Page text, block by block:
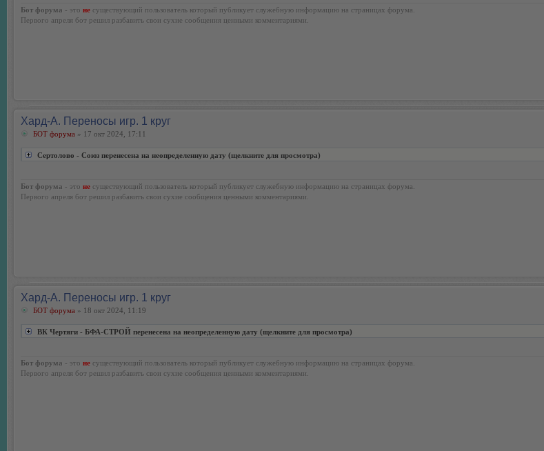
Бот форума - это не существующий пользователь который публикует служебную информацию на страницах форума.
Первого апреля бот решил разбавить свои сухие сообщения ценными комментариями.
Хард-А. Переносы игр. 1 круг
БОТ форума » 17 окт 2024, 17:11
Сертолово - Союз перенесена на неопределенную дату (щелкните для просмотра)
Бот форума - это не существующий пользователь который публикует служебную информацию на страницах форума.
Первого апреля бот решил разбавить свои сухие сообщения ценными комментариями.
Хард-А. Переносы игр. 1 круг
БОТ форума » 18 окт 2024, 11:19
ВК Чертяги - БФА-СТРОЙ перенесена на неопределенную дату (щелкните для просмотра)
Бот форума - это не существующий пользователь который публикует служебную информацию на страницах форума.
Первого апреля бот решил разбавить свои сухие сообщения ценными комментариями.